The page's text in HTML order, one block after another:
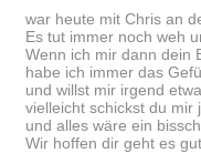
war heute mit Chris an
Es tut immer noch weh
Wenn ich mir dann dein
habe ich immer das
und willst mir irgend
vielleicht schickst du mir
und alles wäre ein
Wir hoffen dir geht es